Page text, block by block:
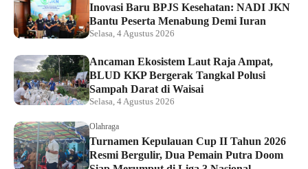
Inovasi Baru BPJS Kesehatan: NADI JKN
Bantu Peserta Menabung Demi Iuran
Selasa, 4 Agustus 2026
Ancaman Ekosistem Laut Raja Ampat,
BLUD KKP Bergerak Tangkal Polusi
Sampah Darat di Waisai
Selasa, 4 Agustus 2026
Olahraga
Turnamen Kepulauan Cup II Tahun 2026
Resmi Bergulir, Dua Pemain Putra Doom